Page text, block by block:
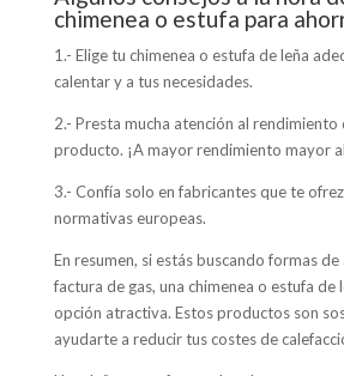
chimenea o estufa para
1.- Elige tu chimenea o estufa de leña
calentar y a tus necesidades.
2.- Presta mucha atención al rendimiento
producto. ¡A mayor rendimiento mayor
3.- Confía solo en fabricantes que te
normativas europeas.
En resumen, si estás buscando formas
factura de gas, una chimenea o estufa de
opción atractiva. Estos productos son
ayudarte a reducir tus costes de